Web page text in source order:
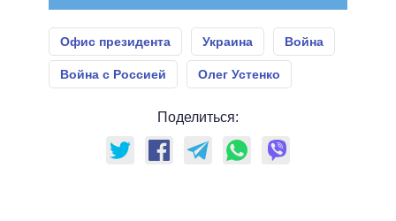
Офис президента Украина Война
Война с Россией Олег Устенко
Поделиться: